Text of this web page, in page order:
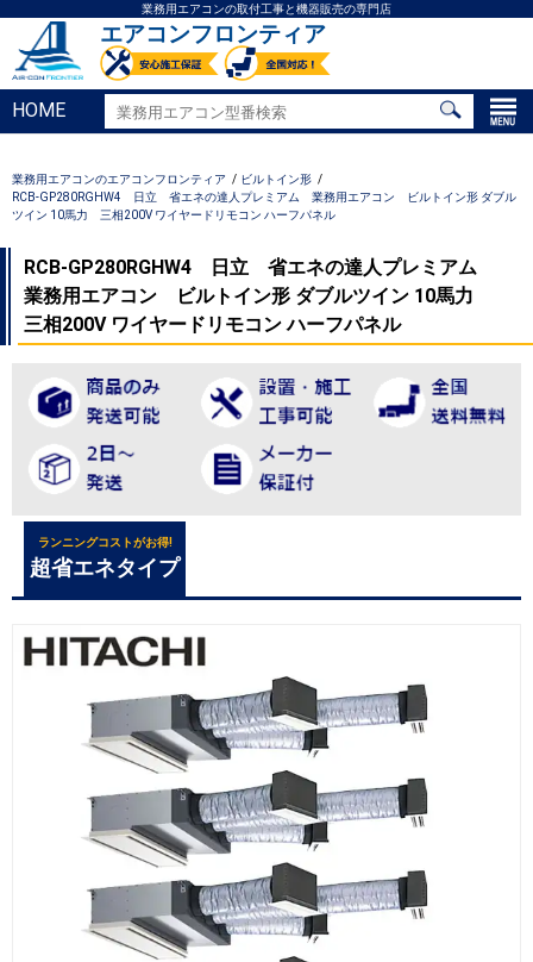
業務用エアコンの取付工事と機器販売の専門店
エアコンフロンティア
HOME
業務用エアコンのエアコンフロンティア
ビルトイン形
RCB-GP280RGHW4 日立 省エネの達人プレミアム 業務用エアコン ビルトイン形 ダブル
ツイン 10馬力 三相200V ワイヤードリモコン ハーフパネル
RCB-GP280RGHW4 日立 省エネの達人プレミアム
業務用エアコン ビルトイン形 ダブルツイン 10馬力
三相200V ワイヤードリモコン ハーフパネル
ランニングコストがお得!
超省エネタイプ